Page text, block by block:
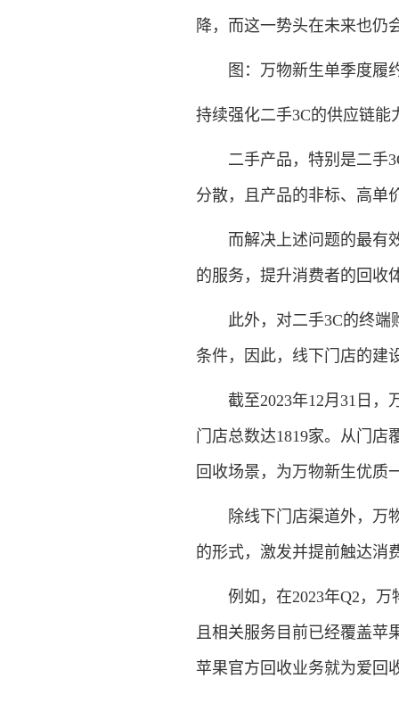
降，而这一势头在未来也仍
图：万物新生单季度履约
持续强化二手3C的供应链能
二手产品，特别是二手
分散，且产品的非标、高单
而解决上述问题的最有效
的服务，提升消费者的回收
此外，对二手3C的终端
条件，因此，线下门店的建
截至2023年12月31日，
门店总数达1819家。从门店
回收场景，为万物新生优质
除线下门店渠道外，万物
的形式，激发并提前触达消
例如，在2023年Q2，万
且相关服务目前已经覆盖苹
苹果官方回收业务就为爱回